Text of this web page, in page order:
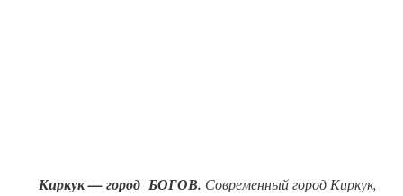
Киркук — город БОГОВ. Современный город Киркук,